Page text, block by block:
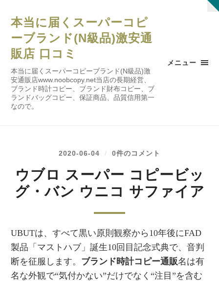
メニュー
本当に届くスーパーコピ
ーブランド(N級品)激安通
販店 口コミ
本当に届くスーパーコピーブランド(N級品)激
安通販店www.noobcopy.net当店の長期経営、
ブランド時計コピー、ブランド財布コピー、ブ
ランドバッグコピー、保証商品、品質信用第一
なので。
2020-06-04 / 0件のコメント
ウブロ スーパー コピービッ
グ・バン ウニコ サファイア
UBUTは、すべて黒い原則観察から10年後にFAD
製品「マストハブ」誕生10回目記念式典で、音判
断を征服します。 ブランド時計コピー通販名は有
名な外観で“気付かない”だけでなく“注目”を含む